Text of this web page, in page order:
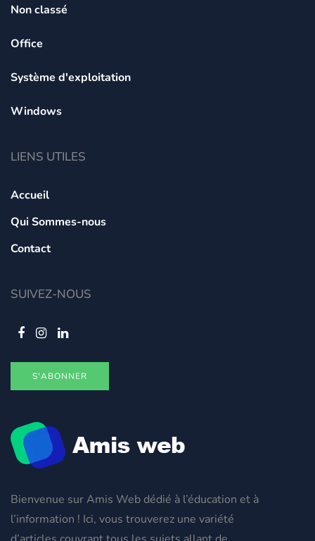
Bienvenue sur Amis Web dédié à l’éducation et à
l’information ! Ici, vous trouverez une variété
Non classé
Office
Système d'exploitation
Windows
LIENS UTILES
Accueil
Qui Sommes-nous
Contact
SUIVEZ-NOUS
S'ABONNER